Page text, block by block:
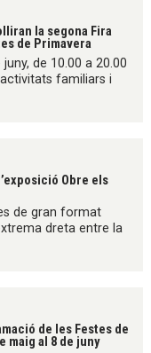
la segona Fira
de Primavera
de 10.00 a 20.00
familiars i
Obre els
de gran format
dreta entre la
de les Festes de
maig al 8 de juny